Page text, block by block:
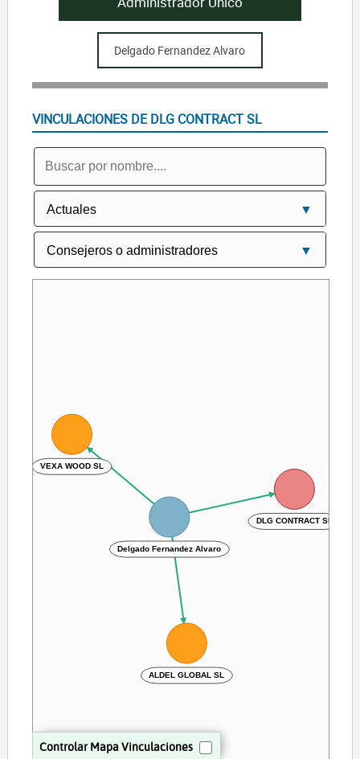
Delgado Fernandez Alvaro
VINCULACIONES DE DLG CONTRACT SL
Controlar Mapa Vinculaciones
DLG CONTRACT SL
Delgado Fernandez Alvaro
VEXA WOOD SL
ALDEL GLOBAL SL